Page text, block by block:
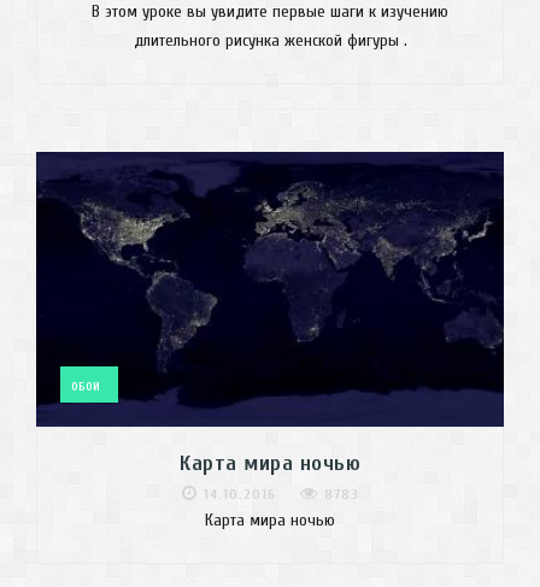
В этом уроке вы увидите первые шаги к изучению
длительного рисунка женской фигуры .
ОБОИ
Карта мира ночью
14.10.2016 8783
Карта мира ночью